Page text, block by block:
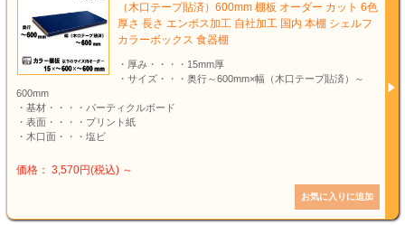
（木口テープ貼済）600mm 棚板 オーダー カット 6色
厚さ 長さ エンボス加工 自社加工 国内 本棚 シェルフ
カラーボックス 食器棚
・厚み・・・・15mm厚
・サイズ・・・奥行～600mm×幅（木口テープ貼済）～
600mm
・基材・・・・パーティクルボード
・表面・・・・プリント紙
・木口面・・・塩ビ
価格： 3,570円(税込) ～